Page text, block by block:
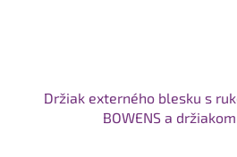
Držiak externého blesku s
BOWENS a